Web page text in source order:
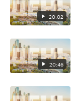
20:02
20:46